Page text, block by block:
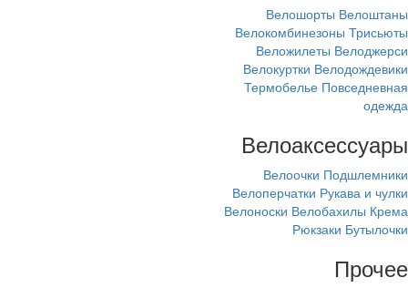
Велошорты Велоштаны
Велокомбинезоны Трисьюты
Веложилеты Велоджерси
Велокуртки Велодождевики
Термобелье Повседневная
одежда
Велоаксессуары
Велоочки Подшлемники
Велоперчатки Рукава и чулки
Велоноски Велобахилы Крема
Рюкзаки Бутылочки
Прочее